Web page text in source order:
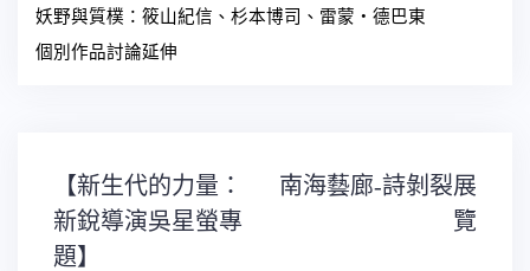
妖野與質樸：筱山紀信、杉本博司、雷蒙‧德巴東
個別作品討論延伸
文
章
導
覽
【新生代的力量：
新銳導演吳星螢專
題】
南海藝廊-詩剝裂展
覽